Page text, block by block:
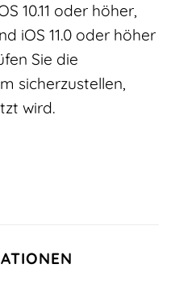
10.11 oder höher,
iOS 11.0 oder höher
Sie die
sicherzustellen,
wird.